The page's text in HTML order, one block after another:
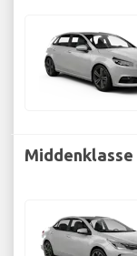
Middenklasse